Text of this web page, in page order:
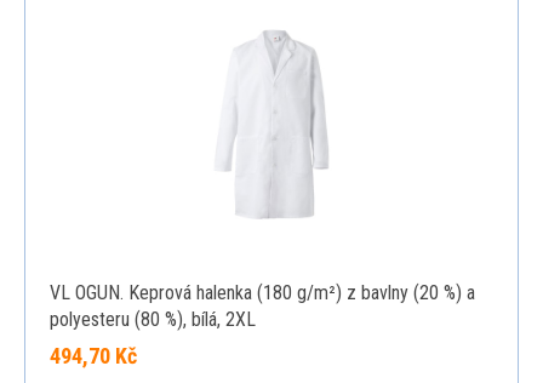
VL OGUN. Keprová halenka (180 g/m²) z bavlny (20 %) a
polyesteru (80 %), bílá, 2XL
494,70 Kč